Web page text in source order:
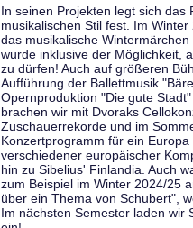
In seinen Projekten legt sich das
musikalischen Stil fest. Im
das musikalische
wurde inklusive der Möglichkeit,
zu dürfen! Auch auf größeren
Aufführung der Ballettmusik
Opernproduktion "Die gute
brachen wir mit Dvoraks
Zuschauerrekorde und im
Konzertprogramm für ein
verschiedener europäischer
hin zu Sibelius' Finlandia. Auch
zum Beispiel im Winter 2024/25
über ein Thema von Schubert",
Im nächsten Semester laden wir